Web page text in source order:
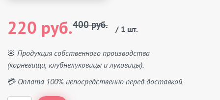
220 руб.400 руб. / 1 шт.
🌸 Продукция собственного производства
(корневища, клубнелуковицы и луковицы).
💳 Оплата 100% непосредственно перед доставкой.